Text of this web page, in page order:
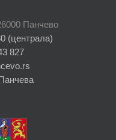
Панчево
(централа)
827